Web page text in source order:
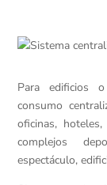
Para edificios
consumo
oficinas,
complejos
espectáculo,